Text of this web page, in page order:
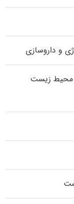
و داروسازی
محیط زیست